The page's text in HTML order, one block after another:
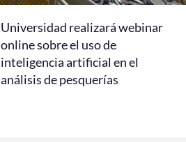
Universidad realizará webinar
online sobre el uso de
inteligencia artificial en el
análisis de pesquerías